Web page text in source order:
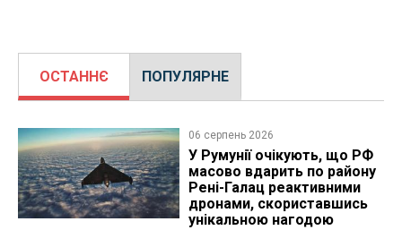
ОСТАННЄ ПОПУЛЯРНЕ
06 серпень 2026
У Румунії очікують, що РФ
масово вдарить по району
Рені-Галац реактивними
дронами, скориставшись
унікальною нагодою